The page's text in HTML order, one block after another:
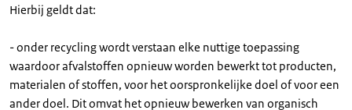
Hierbij geldt dat:
- onder recycling wordt verstaan elke nuttige toepassing
waardoor afvalstoffen opnieuw worden bewerkt tot producten,
materialen of stoffen, voor het oorspronkelijke doel of voor een
ander doel. Dit omvat het opnieuw bewerken van organisch